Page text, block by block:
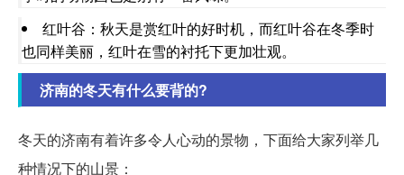
红叶谷：秋天是赏红叶的好时机，而红叶谷在冬季时
也同样美丽，红叶在雪的衬托下更加壮观。
济南的冬天有什么要背的?
冬天的济南有着许多令人心动的景物，下面给大家列举几
种情况下的山景：